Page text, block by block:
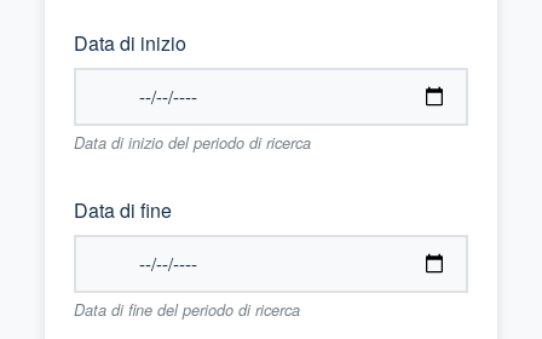
Data di inizio
Data di inizio del periodo di ricerca
Data di fine
Data di fine del periodo di ricerca